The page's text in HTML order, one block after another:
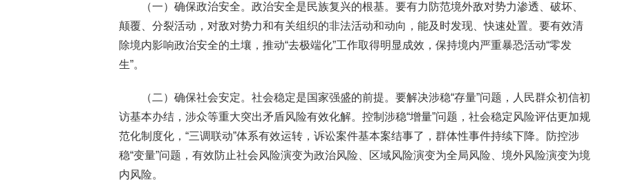
（一）确保政治安全。政治安全是民族复兴的根基。要有力防范境外敌对势力渗透、破坏、
颠覆、分裂活动，对敌对势力和有关组织的非法活动和动向，能及时发现、快速处置。要有效清
除境内影响政治安全的土壤，推动“去极端化”工作取得明显成效，保持境内严重暴恐活动“零发
生”。
（二）确保社会安定。社会稳定是国家强盛的前提。要解决涉稳“存量”问题，人民群众初信初
访基本办结，涉众等重大突出矛盾风险有效化解。控制涉稳“增量”问题，社会稳定风险评估更加规
范化制度化，“三调联动”体系有效运转，诉讼案件基本案结事了，群体性事件持续下降。防控涉
稳“变量”问题，有效防止社会风险演变为政治风险、区域风险演变为全局风险、境外风险演变为境
内风险。